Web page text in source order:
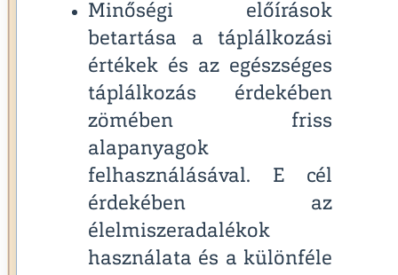
Minőségi előírások
betartása a táplálkozási
értékek és az egészséges
táplálkozás érdekében
zömében friss
alapanyagok
felhasználásával. E cél
érdekében az
élelmiszeradalékok
használata és a különféle